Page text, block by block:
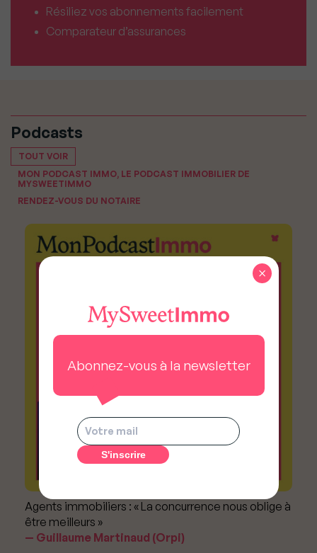
Résiliez vos abonnements facilement
Comparateur d’assurances
Podcasts
TOUT VOIR
MON PODCAST IMMO, LE PODCAST IMMOBILIER DE
MYSWEETIMMO
RENDEZ-VOUS DU NOTAIRE
Agents immobiliers : « La concurrence nous oblige à
être meilleurs »
Guillaume Martinaud (Orpi)
Abonnez-vous à la newsletter
×